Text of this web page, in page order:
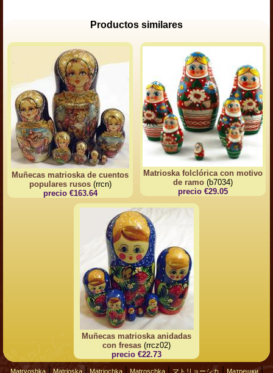
Productos similares
Muñecas matrioska de cuentos
populares rusos(rrcn)
precio €163.64
Matrioska folclórica con motivo
de ramo(b7034)
precio €29.05
Muñecas matrioska anidadas
con fresas (rrcz02)
precio €22.73
Matryoshka| Matrioska| Matriochka| Matroschka| マトリョーシカ Матрешки|